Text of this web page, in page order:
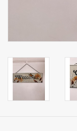
Winkel decoratie